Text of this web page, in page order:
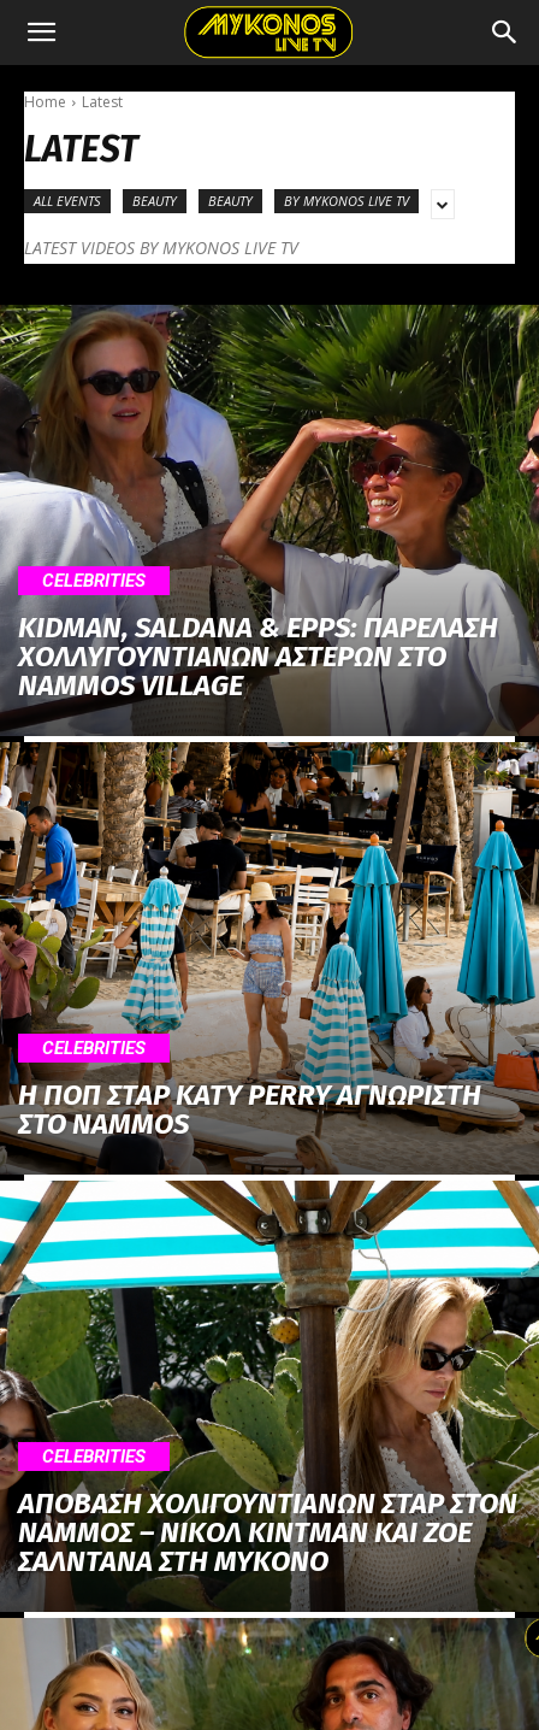
Home Latest
LATEST
ALL EVENTS BEAUTY BEAUTY BY MYKONOS LIVE TV
LATEST VIDEOS BY MYKONOS LIVE TV
CELEBRITIES
KIDMAN, SALDANA & EPPS: ΠΑΡΕΛΑΣΗ
ΧΟΛΛΥΓΟΥΝΤΙΑΝΩΝ ΑΣΤΕΡΩΝ ΣΤΟ
NAMMOS VILLAGE
CELEBRITIES
H ΠΟΠ ΣΤΑΡ KATY PERRY ΑΓΝΩΡΙΣΤΗ
ΣΤΟ NAMMOS
CELEBRITIES
ΑΠΟΒΑΣΗ ΧΟΛΙΓΟΥΝΤΙΑΝΩΝ ΣΤΑΡ ΣΤΟΝ
NΑΜΜΟΣ – ΝΙΚΟΛ ΚΙΝΤΜΑΝ ΚΑΙ ΖΟΕ
ΣΑΛΝΤΑΝΑ ΣΤΗ ΜΥΚΟΝΟ